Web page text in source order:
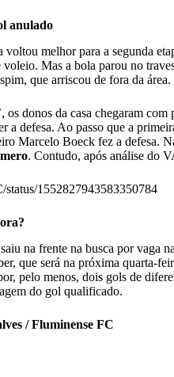
anulado
voltou melhor para a segunda
Mas a bola parou no
que arriscou de fora da área.
os donos da casa chegaram
a defesa. Ao passo que a
Marcelo Boeck fez a defesa.
. Contudo, após análise do
1552827943583350784
saiu na frente na busca por vaga
que será na próxima quarta-
pelo menos, dois gols de
do gol qualificado.
/ Fluminense FC